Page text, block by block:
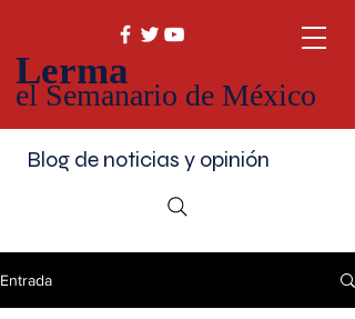
Lerma
el Semanario de México
Blog de noticias y opinión
Entrada